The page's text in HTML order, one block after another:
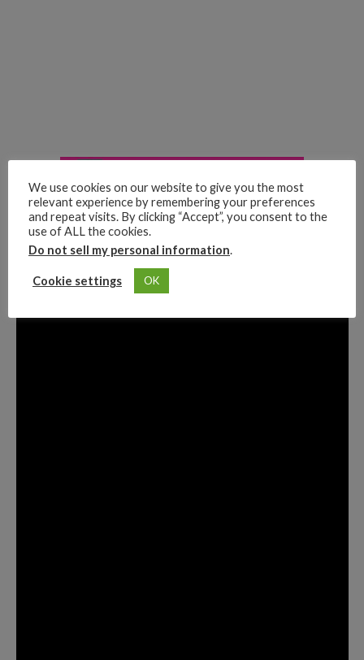
Tendencia
“nuevo reto peligroso
We use cookies on our website to give you the most
relevant experience by remembering your preferences
and repeat visits. By clicking “Accept”, you consent to the
use of ALL the cookies.
Do not sell my personal information.
Cookie settings OK